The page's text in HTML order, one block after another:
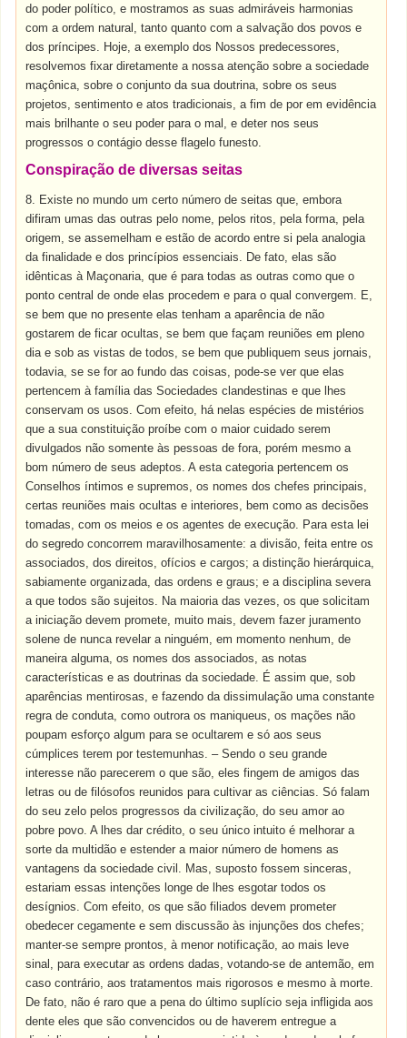
do poder político, e mostramos as suas admiráveis harmonias
com a ordem natural, tanto quanto com a salvação dos povos e
dos príncipes. Hoje, a exemplo dos Nossos predecessores,
resolvemos fixar diretamente a nossa atenção sobre a sociedade
maçônica, sobre o conjunto da sua doutrina, sobre os seus
projetos, sentimento e atos tradicionais, a fim de por em evidência
mais brilhante o seu poder para o mal, e deter nos seus
progressos o contágio desse flagelo funesto.
Conspiração de diversas seitas
8. Existe no mundo um certo número de seitas que, embora
difiram umas das outras pelo nome, pelos ritos, pela forma, pela
origem, se assemelham e estão de acordo entre si pela analogia
da finalidade e dos princípios essenciais. De fato, elas são
idênticas à Maçonaria, que é para todas as outras como que o
ponto central de onde elas procedem e para o qual convergem. E,
se bem que no presente elas tenham a aparência de não
gostarem de ficar ocultas, se bem que façam reuniões em pleno
dia e sob as vistas de todos, se bem que publiquem seus jornais,
todavia, se se for ao fundo das coisas, pode-se ver que elas
pertencem à família das Sociedades clandestinas e que lhes
conservam os usos. Com efeito, há nelas espécies de mistérios
que a sua constituição proíbe com o maior cuidado serem
divulgados não somente às pessoas de fora, porém mesmo a
bom número de seus adeptos. A esta categoria pertencem os
Conselhos íntimos e supremos, os nomes dos chefes principais,
certas reuniões mais ocultas e interiores, bem como as decisões
tomadas, com os meios e os agentes de execução. Para esta lei
do segredo concorrem maravilhosamente: a divisão, feita entre os
associados, dos direitos, ofícios e cargos; a distinção hierárquica,
sabiamente organizada, das ordens e graus; e a disciplina severa
a que todos são sujeitos. Na maioria das vezes, os que solicitam
a iniciação devem promete, muito mais, devem fazer juramento
solene de nunca revelar a ninguém, em momento nenhum, de
maneira alguma, os nomes dos associados, as notas
características e as doutrinas da sociedade. É assim que, sob
aparências mentirosas, e fazendo da dissimulação uma constante
regra de conduta, como outrora os maniqueus, os mações não
poupam esforço algum para se ocultarem e só aos seus
cúmplices terem por testemunhas. – Sendo o seu grande
interesse não parecerem o que são, eles fingem de amigos das
letras ou de filósofos reunidos para cultivar as ciências. Só falam
do seu zelo pelos progressos da civilização, do seu amor ao
pobre povo. A lhes dar crédito, o seu único intuito é melhorar a
sorte da multidão e estender a maior número de homens as
vantagens da sociedade civil. Mas, suposto fossem sinceras,
estariam essas intenções longe de lhes esgotar todos os
desígnios. Com efeito, os que são filiados devem prometer
obedecer cegamente e sem discussão às injunções dos chefes;
manter-se sempre prontos, à menor notificação, ao mais leve
sinal, para executar as ordens dadas, votando-se de antemão, em
caso contrário, aos tratamentos mais rigorosos e mesmo à morte.
De fato, não é raro que a pena do último suplício seja infligida aos
dente eles que são convencidos ou de haverem entregue a